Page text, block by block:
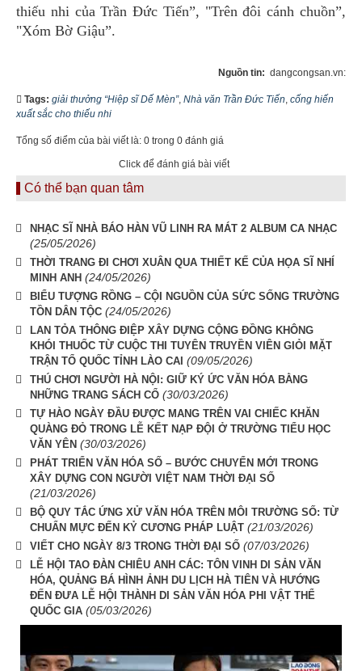
thiếu nhi của Trần Đức Tiến”, "Trên đôi cánh chuồn”,
"Xóm Bờ Giậu”.
Nguồn tin: dangcongsan.vn:
Tags: giải thưởng “Hiệp sĩ Dế Mèn”, Nhà văn Trần Đức Tiến, cống hiến
xuất sắc cho thiếu nhi
Tổng số điểm của bài viết là: 0 trong 0 đánh giá
Click để đánh giá bài viết
Có thể bạn quan tâm
NHẠC SĨ NHÀ BÁO HÀN VŨ LINH RA MÁT 2 ALBUM CA NHẠC
(25/05/2026)
THỜI TRANG ĐI CHƠI XUÂN QUA THIẾT KẾ CỦA HỌA SĨ NHÍ
MINH ANH (24/05/2026)
BIỂU TƯỢNG RỒNG – CỘI NGUỒN CỦA SỨC SỐNG TRƯỜNG
TỒN DÂN TỘC (24/05/2026)
LAN TỎA THÔNG ĐIỆP XÂY DỰNG CỘNG ĐỒNG KHÔNG
KHÓI THUỐC TỪ CUỘC THI TUYÊN TRUYỀN VIÊN GIỎI MẶT
TRẬN TỔ QUỐC TỈNH LÀO CAI (09/05/2026)
THÚ CHƠI NGƯỜI HÀ NỘI: GIỮ KÝ ỨC VĂN HÓA BẰNG
NHỮNG TRANG SÁCH CỔ (30/03/2026)
TỰ HÀO NGÀY ĐẦU ĐƯỢC MANG TRÊN VAI CHIẾC KHĂN
QUÀNG ĐỎ TRONG LỄ KẾT NẠP ĐỘI Ở TRƯỜNG TIỂU HỌC
VĂN YÊN (30/03/2026)
PHÁT TRIỂN VĂN HÓA SỐ – BƯỚC CHUYỂN MỚI TRONG
XÂY DỰNG CON NGƯỜI VIỆT NAM THỜI ĐẠI SỐ
(21/03/2026)
BỘ QUY TẮC ỨNG XỬ VĂN HÓA TRÊN MÔI TRƯỜNG SỐ: TỪ
CHUẨN MỰC ĐẾN KỶ CƯƠNG PHÁP LUẬT (21/03/2026)
VIẾT CHO NGÀY 8/3 TRONG THỜI ĐẠI SỐ (07/03/2026)
LỄ HỘI TAO ĐÀN CHIÊU ANH CÁC: TÔN VINH DI SẢN VĂN
HÓA, QUẢNG BÁ HÌNH ẢNH DU LỊCH HÀ TIÊN VÀ HƯỚNG
ĐẾN ĐƯA LỄ HỘI THÀNH DI SẢN VĂN HÓA PHI VẬT THỂ
QUỐC GIA (05/03/2026)